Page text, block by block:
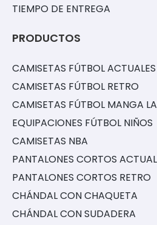
TIEMPO DE ENTREGA
PRODUCTOS
CAMISETAS FÚTBOL ACTUALES
CAMISETAS FÚTBOL RETRO
CAMISETAS FÚTBOL MANGA
EQUIPACIONES FÚTBOL NIÑOS
CAMISETAS NBA
PANTALONES CORTOS
PANTALONES CORTOS RETRO
CHÁNDAL CON CHAQUETA
CHÁNDAL CON SUDADERA